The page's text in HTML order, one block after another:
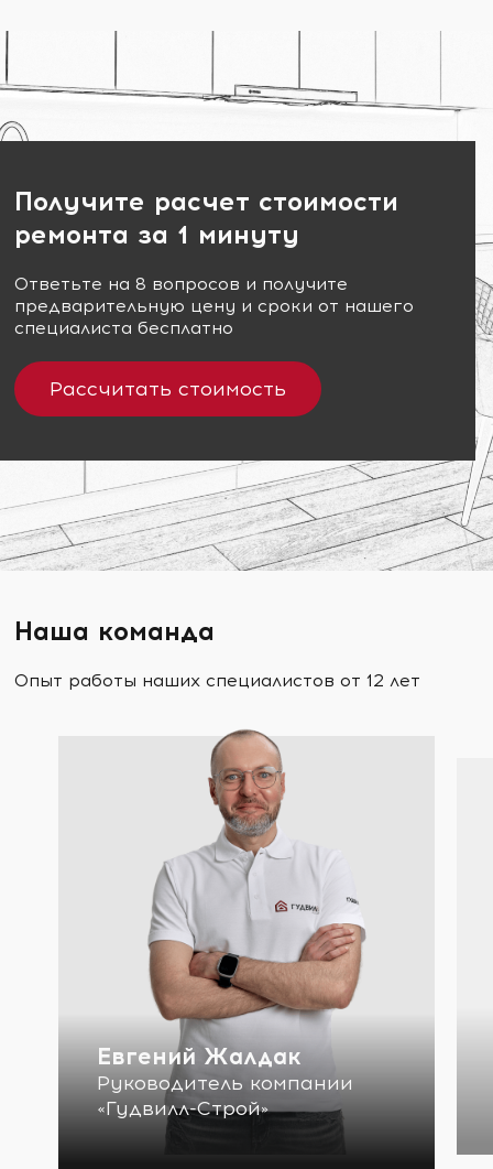
Получите расчет стоимости
ремонта за 1 минуту
Ответьте на 8 вопросов и получите
предварительную цену и сроки от нашего
специалиста бесплатно
Рассчитать стоимость
Наша команда
Опыт работы наших специалистов от 12 лет
Евгений Жалдак
Руководитель компании
«Гудвилл-Строй»